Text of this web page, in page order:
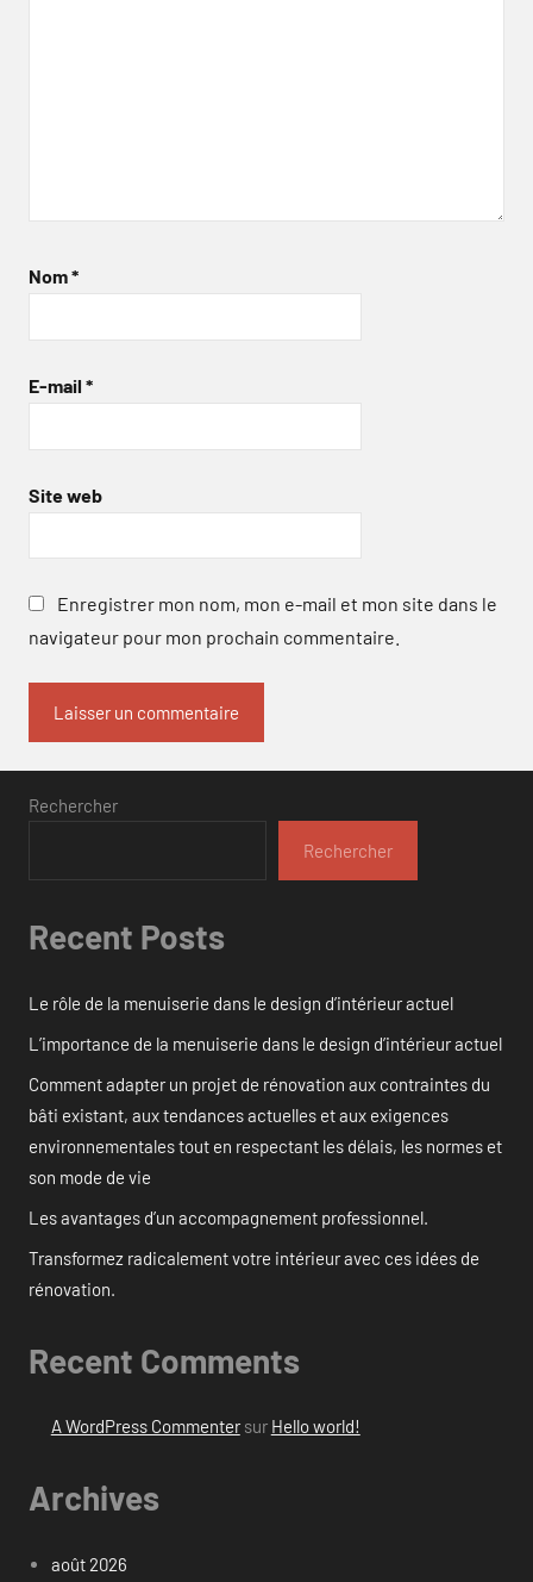
Nom*
E-mail *
Site web
Enregistrer mon nom, mon e-mail et mon site dans le
navigateur pour mon prochain commentaire.
Rechercher
Rechercher
Recent Posts
Le rôle de la menuiserie dans le design d’intérieur actuel
L’importance de la menuiserie dans le design d’intérieur actuel
Comment adapter un projet de rénovation aux contraintes du
bâti existant, aux tendances actuelles et aux exigences
environnementales tout en respectant les délais, les normes et
son mode de vie
Les avantages d’un accompagnement professionnel.
Transformez radicalement votre intérieur avec ces idées de
rénovation.
Recent Comments
A WordPress Commentersur Hello world!
Archives
août 2026